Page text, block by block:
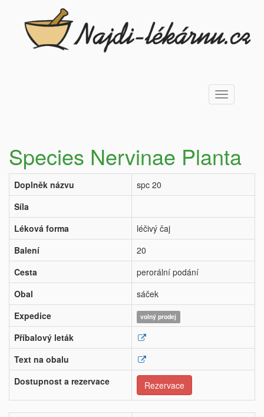
Toggle
navigation
Species Nervinae Planta
Doplněk názvu
spc 20
Síla
Léková forma
léčivý čaj
Balení
20
Cesta
perorální podání
Obal
sáček
Expedice
volný prodej
Příbalový leták
Text na obalu
Dostupnost a rezervace
Rezervace